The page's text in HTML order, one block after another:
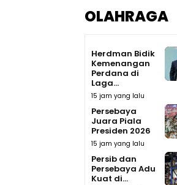
OLAHRAGA
Herdman Bidik
Kemenangan
Perdana di
Laga...
15 jam yang lalu
Persebaya
Juara Piala
Presiden 2026
15 jam yang lalu
Persib dan
Persebaya Adu
Kuat di...